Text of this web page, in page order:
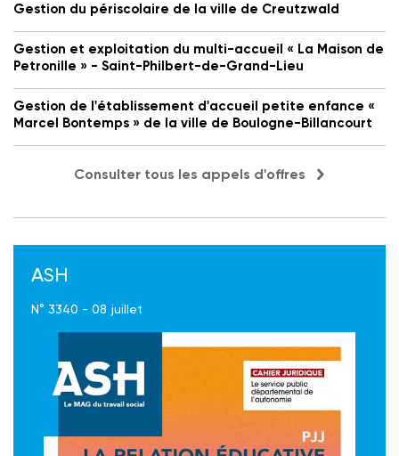
Gestion du périscolaire de la ville de Creutzwald
Gestion et exploitation du multi-accueil « La Maison de
Petronille » - Saint-Philbert-de-Grand-Lieu
Gestion de l'établissement d'accueil petite enfance «
Marcel Bontemps » de la ville de Boulogne-Billancourt
Consulter tous les appels d'offres
ASH
N° 3340 - 08 juillet